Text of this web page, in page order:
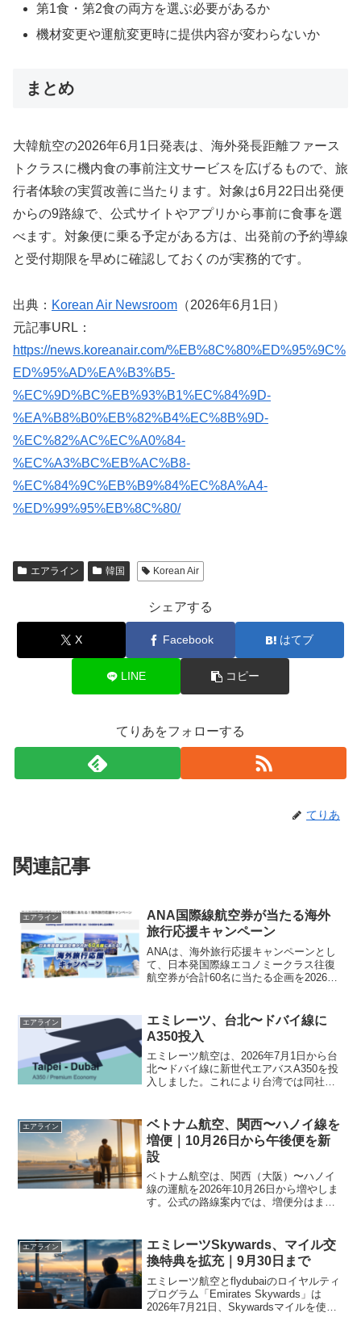
第1食・第2食の両方を選ぶ必要があるか
機材変更や運航変更時に提供内容が変わらないか
まとめ
大韓航空の2026年6月1日発表は、海外発長距離ファース
トクラスに機内食の事前注文サービスを広げるもので、旅
行者体験の実質改善に当たります。対象は6月22日出発便
からの9路線で、公式サイトやアプリから事前に食事を選
べます。対象便に乗る予定がある方は、出発前の予約導線
と受付期限を早めに確認しておくのが実務的です。
出典： Korean Air Newsroom （2026年6月1日）
元記事URL：
https://news.koreanair.com/%EB%8C%80%ED%95%9C%
ED%95%AD%EA%B3%B5-
%EC%9D%BC%EB%93%B1%EC%84%9D-
%EA%B8%B0%EB%82%B4%EC%8B%9D-
%EC%82%AC%EC%A0%84-
%EC%A3%BC%EB%AC%B8-
%EC%84%9C%EB%B9%84%EC%8A%A4-
%ED%99%95%EB%8C%80/
エアライン 韓国 Korean Air
シェアする
X Facebook はてブ
LINE コピー
てりあをフォローする
てりあ
関連記事
エアライン
ANA国際線航空券が当たる海外
旅行応援キャンペーン
ANAは、海外旅行応援キャンペーンとし
て、日本発国際線エコノミークラス往復
航空券が合計60名に当たる企画を2026年
ル、バンコク、香港で、パスポート情報
を使った応募が...
エアライン
エミレーツ、台北〜ドバイ線に
A350投入
エミレーツ航空は、2026年7月1日から台
北〜ドバイ線に新世代エアバスA350を投
入しました。これにより台湾では同社の
発でより幅広い客室選択肢を使えるよう
になります。...
エアライン
ベトナム航空、関西〜ハノイ線を
増便｜10月26日から午後便を新
設
ベトナム航空は、関西（大阪）〜ハノイ
線の運航を2026年10月26日から増やしま
す。公式の路線案内では、増便分はまず
に出発する選択肢が増えるため、ハノイ
到着後に東南...
エアライン
エミレーツSkywards、マイル交
換特典を拡充｜9月30日まで
エミレーツ航空とflydubaiのロイヤルティ
プログラム「Emirates Skywards」は
2026年7月21日、Skywardsマイルを使う